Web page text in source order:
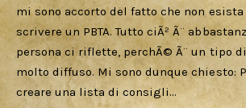
Recensioni
Libri e fumetti
Cercatori
mi sono accorto del fatto che non
scrivere un PBTA. Tutto ciÃ² Ã¨
persona ci riflette, perchÃ© Ã¨ un tipo
molto diffuso. Mi sono dunque chiesto:
creare una lista di consigli…